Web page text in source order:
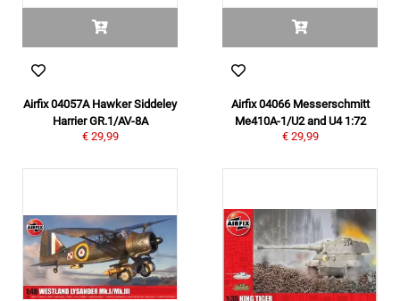
Airfix 04057A Hawker Siddeley
Harrier GR.1/AV-8A
€ 29,99
Airfix 04066 Messerschmitt
Me410A-1/U2 and U4 1:72
€ 29,99